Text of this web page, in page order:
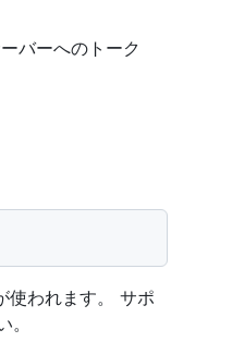
バーへのトーク
使われます。 サポ